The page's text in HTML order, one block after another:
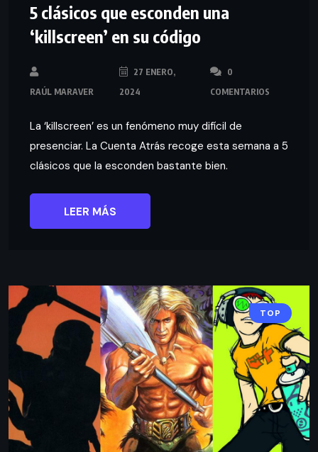
5 clásicos que esconden una
‘killscreen’ en su código
RAÚL MARAVER
27 ENERO,
2024
0
COMENTARIOS
La ‘killscreen’ es un fenómeno muy difícil de
presenciar. La Cuenta Atrás recoge esta semana a 5
clásicos que la esconden bastante bien.
LEER MÁS
TOP